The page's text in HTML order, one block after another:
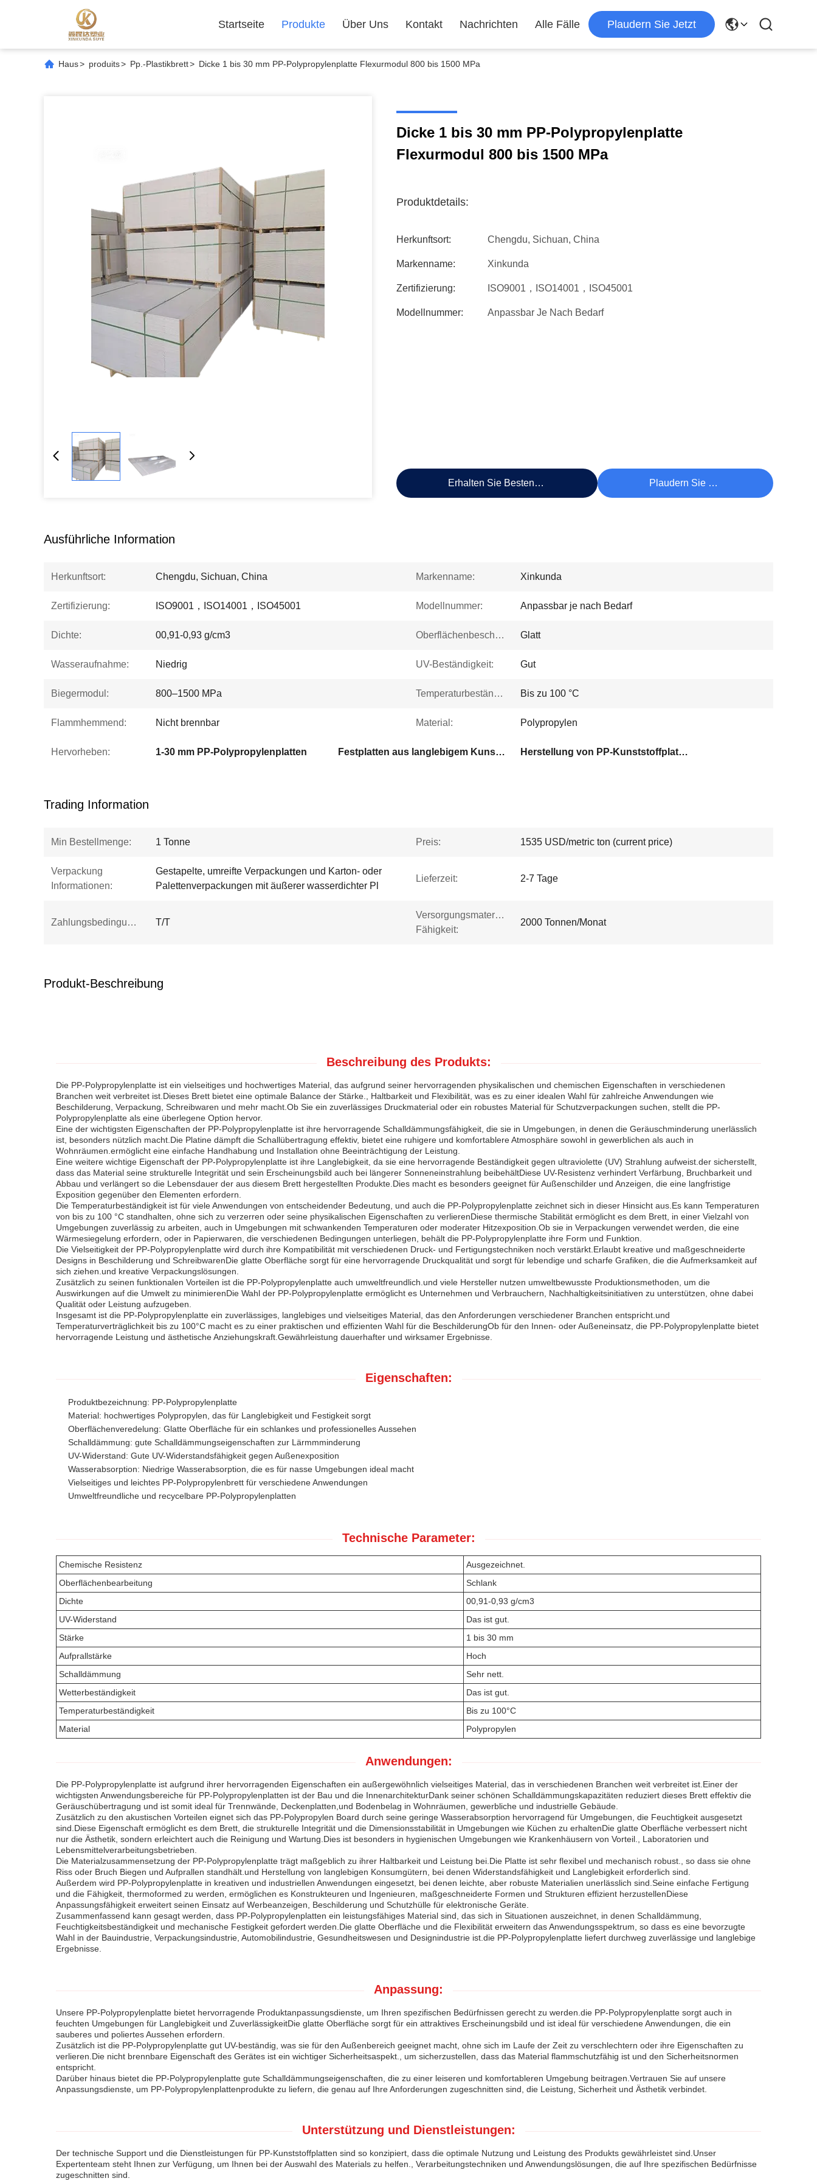
Startseite Produkte Über Uns Kontakt Nachrichten Alle Fälle Plaudern Sie Jetzt
Haus> produits> Pp.-Plastikbrett> Dicke 1 bis 30 mm PP-Polypropylenplatte Flexurmodul 800 bis 1500 MPa
Dicke 1 bis 30 mm PP-Polypropylenplatte
Flexurmodul 800 bis 1500 MPa
Produktdetails:
Herkunftsort: Chengdu, Sichuan, China
Markenname: Xinkunda
Zertifizierung: ISO9001，ISO14001，ISO45001
Modellnummer: Anpassbar Je Nach Bedarf
Erhalten Sie Besten Preis Plaudern Sie Jetzt
Ausführliche Information
Herkunftsort: Chengdu, Sichuan, China Markenname: Xinkunda
Zertifizierung: ISO9001，ISO14001，ISO45001 Modellnummer: Anpassbar je nach Bedarf
Dichte: 00,91-0,93 g/cm3 Oberflächenbeschaffenheit: Glatt
Wasseraufnahme: Niedrig UV-Beständigkeit: Gut
Biegermodul: 800–1500 MPa Temperaturbeständigkeit: Bis zu 100 °C
Flammhemmend: Nicht brennbar Material: Polypropylen
Hervorheben: 1-30 mm PP-Polypropylenplatten Festplatten aus langlebigem Kunststoff Herstellung von PP-Kunststoffplatten
Trading Information
Min Bestellmenge: 1 Tonne Preis: 1535 USD/metric ton (current price)
Verpackung
Informationen:
Gestapelte, umreifte Verpackungen und Karton- oder
Palettenverpackungen mit äußerer wasserdichter Pl
Lieferzeit: 2-7 Tage
Zahlungsbedingungen: T/T
Versorgungsmaterial-
Fähigkeit:
2000 Tonnen/Monat
Produkt-Beschreibung
Beschreibung des Produkts:
Die PP-Polypropylenplatte ist ein vielseitiges und hochwertiges Material, das aufgrund seiner hervorragenden physikalischen und chemischen Eigenschaften in verschiedenen
Branchen weit verbreitet ist.Dieses Brett bietet eine optimale Balance der Stärke., Haltbarkeit und Flexibilität, was es zu einer idealen Wahl für zahlreiche Anwendungen wie
Beschilderung, Verpackung, Schreibwaren und mehr macht.Ob Sie ein zuverlässiges Druckmaterial oder ein robustes Material für Schutzverpackungen suchen, stellt die PP-
Polypropylenplatte als eine überlegene Option hervor.
Eine der wichtigsten Eigenschaften der PP-Polypropylenplatte ist ihre hervorragende Schalldämmungsfähigkeit, die sie in Umgebungen, in denen die Geräuschminderung unerlässlich
ist, besonders nützlich macht.Die Platine dämpft die Schallübertragung effektiv, bietet eine ruhigere und komfortablere Atmosphäre sowohl in gewerblichen als auch in
Wohnräumen.ermöglicht eine einfache Handhabung und Installation ohne Beeinträchtigung der Leistung.
Eine weitere wichtige Eigenschaft der PP-Polypropylenplatte ist ihre Langlebigkeit, da sie eine hervorragende Beständigkeit gegen ultraviolette (UV) Strahlung aufweist.der sicherstellt,
dass das Material seine strukturelle Integrität und sein Erscheinungsbild auch bei längerer Sonneneinstrahlung beibehältDiese UV-Resistenz verhindert Verfärbung, Bruchbarkeit und
Abbau und verlängert so die Lebensdauer der aus diesem Brett hergestellten Produkte.Dies macht es besonders geeignet für Außenschilder und Anzeigen, die eine langfristige
Exposition gegenüber den Elementen erfordern.
Die Temperaturbeständigkeit ist für viele Anwendungen von entscheidender Bedeutung, und auch die PP-Polypropylenplatte zeichnet sich in dieser Hinsicht aus.Es kann Temperaturen
von bis zu 100 °C standhalten, ohne sich zu verzerren oder seine physikalischen Eigenschaften zu verlierenDiese thermische Stabilität ermöglicht es dem Brett, in einer Vielzahl von
Umgebungen zuverlässig zu arbeiten, auch in Umgebungen mit schwankenden Temperaturen oder moderater Hitzexposition.Ob sie in Verpackungen verwendet werden, die eine
Wärmesiegelung erfordern, oder in Papierwaren, die verschiedenen Bedingungen unterliegen, behält die PP-Polypropylenplatte ihre Form und Funktion.
Die Vielseitigkeit der PP-Polypropylenplatte wird durch ihre Kompatibilität mit verschiedenen Druck- und Fertigungstechniken noch verstärkt.Erlaubt kreative und maßgeschneiderte
Designs in Beschilderung und SchreibwarenDie glatte Oberfläche sorgt für eine hervorragende Druckqualität und sorgt für lebendige und scharfe Grafiken, die die Aufmerksamkeit auf
sich ziehen.und kreative Verpackungslösungen.
Zusätzlich zu seinen funktionalen Vorteilen ist die PP-Polypropylenplatte auch umweltfreundlich.und viele Hersteller nutzen umweltbewusste Produktionsmethoden, um die
Auswirkungen auf die Umwelt zu minimierenDie Wahl der PP-Polypropylenplatte ermöglicht es Unternehmen und Verbrauchern, Nachhaltigkeitsinitiativen zu unterstützen, ohne dabei
Qualität oder Leistung aufzugeben.
Insgesamt ist die PP-Polypropylenplatte ein zuverlässiges, langlebiges und vielseitiges Material, das den Anforderungen verschiedener Branchen entspricht.und
Temperaturverträglichkeit bis zu 100°C macht es zu einer praktischen und effizienten Wahl für die BeschilderungOb für den Innen- oder Außeneinsatz, die PP-Polypropylenplatte bietet
hervorragende Leistung und ästhetische Anziehungskraft.Gewährleistung dauerhafter und wirksamer Ergebnisse.
Eigenschaften:
Produktbezeichnung: PP-Polypropylenplatte
Material: hochwertiges Polypropylen, das für Langlebigkeit und Festigkeit sorgt
Oberflächenveredelung: Glatte Oberfläche für ein schlankes und professionelles Aussehen
Schalldämmung: gute Schalldämmungseigenschaften zur Lärmmminderung
UV-Widerstand: Gute UV-Widerstandsfähigkeit gegen Außenexposition
Wasserabsorption: Niedrige Wasserabsorption, die es für nasse Umgebungen ideal macht
Vielseitiges und leichtes PP-Polypropylenbrett für verschiedene Anwendungen
Umweltfreundliche und recycelbare PP-Polypropylenplatten
Technische Parameter:
Chemische Resistenz
Ausgezeichnet.
Oberflächenbearbeitung
Schlank
Dichte
00,91-0,93 g/cm3
UV-Widerstand
Das ist gut.
Stärke
1 bis 30 mm
Aufprallstärke
Hoch
Schalldämmung
Sehr nett.
Wetterbeständigkeit
Das ist gut.
Temperaturbeständigkeit
Bis zu 100°C
Material
Polypropylen
Anwendungen:
Die PP-Polypropylenplatte ist aufgrund ihrer hervorragenden Eigenschaften ein außergewöhnlich vielseitiges Material, das in verschiedenen Branchen weit verbreitet ist.Einer der
wichtigsten Anwendungsbereiche für PP-Polypropylenplatten ist der Bau und die InnenarchitekturDank seiner schönen Schalldämmungskapazitäten reduziert dieses Brett effektiv die
Geräuschübertragung und ist somit ideal für Trennwände, Deckenplatten,und Bodenbelag in Wohnräumen, gewerbliche und industrielle Gebäude.
Zusätzlich zu den akustischen Vorteilen eignet sich das PP-Polypropylen Board durch seine geringe Wasserabsorption hervorragend für Umgebungen, die Feuchtigkeit ausgesetzt
sind.Diese Eigenschaft ermöglicht es dem Brett, die strukturelle Integrität und die Dimensionsstabilität in Umgebungen wie Küchen zu erhaltenDie glatte Oberfläche verbessert nicht
nur die Ästhetik, sondern erleichtert auch die Reinigung und Wartung.Dies ist besonders in hygienischen Umgebungen wie Krankenhäusern von Vorteil., Laboratorien und
Lebensmittelverarbeitungsbetrieben.
Die Materialzusammensetzung der PP-Polypropylenplatte trägt maßgeblich zu ihrer Haltbarkeit und Leistung bei.Die Platte ist sehr flexibel und mechanisch robust., so dass sie ohne
Riss oder Bruch Biegen und Aufprallen standhält.und Herstellung von langlebigen Konsumgütern, bei denen Widerstandsfähigkeit und Langlebigkeit erforderlich sind.
Außerdem wird PP-Polypropylenplatte in kreativen und industriellen Anwendungen eingesetzt, bei denen leichte, aber robuste Materialien unerlässlich sind.Seine einfache Fertigung
und die Fähigkeit, thermoformed zu werden, ermöglichen es Konstrukteuren und Ingenieuren, maßgeschneiderte Formen und Strukturen effizient herzustellenDiese
Anpassungsfähigkeit erweitert seinen Einsatz auf Werbeanzeigen, Beschilderung und Schutzhülle für elektronische Geräte.
Zusammenfassend kann gesagt werden, dass PP-Polypropylenplatten ein leistungsfähiges Material sind, das sich in Situationen auszeichnet, in denen Schalldämmung,
Feuchtigkeitsbeständigkeit und mechanische Festigkeit gefordert werden.Die glatte Oberfläche und die Flexibilität erweitern das Anwendungsspektrum, so dass es eine bevorzugte
Wahl in der Bauindustrie, Verpackungsindustrie, Automobilindustrie, Gesundheitswesen und Designindustrie ist.die PP-Polypropylenplatte liefert durchweg zuverlässige und langlebige
Ergebnisse.
Anpassung:
Unsere PP-Polypropylenplatte bietet hervorragende Produktanpassungsdienste, um Ihren spezifischen Bedürfnissen gerecht zu werden.die PP-Polypropylenplatte sorgt auch in
feuchten Umgebungen für Langlebigkeit und ZuverlässigkeitDie glatte Oberfläche sorgt für ein attraktives Erscheinungsbild und ist ideal für verschiedene Anwendungen, die ein
sauberes und poliertes Aussehen erfordern.
Zusätzlich ist die PP-Polypropylenplatte gut UV-beständig, was sie für den Außenbereich geeignet macht, ohne sich im Laufe der Zeit zu verschlechtern oder ihre Eigenschaften zu
verlieren.Die nicht brennbare Eigenschaft des Gerätes ist ein wichtiger Sicherheitsaspekt., um sicherzustellen, dass das Material flammschutzfähig ist und den Sicherheitsnormen
entspricht.
Darüber hinaus bietet die PP-Polypropylenplatte gute Schalldämmungseigenschaften, die zu einer leiseren und komfortableren Umgebung beitragen.Vertrauen Sie auf unsere
Anpassungsdienste, um PP-Polypropylenplattenprodukte zu liefern, die genau auf Ihre Anforderungen zugeschnitten sind, die Leistung, Sicherheit und Ästhetik verbindet.
Unterstützung und Dienstleistungen:
Der technische Support und die Dienstleistungen für PP-Kunststoffplatten sind so konzipiert, dass die optimale Nutzung und Leistung des Produkts gewährleistet sind.Unser
Expertenteam steht Ihnen zur Verfügung, um Ihnen bei der Auswahl des Materials zu helfen., Verarbeitungstechniken und Anwendungslösungen, die auf Ihre spezifischen Bedürfnisse
zugeschnitten sind.